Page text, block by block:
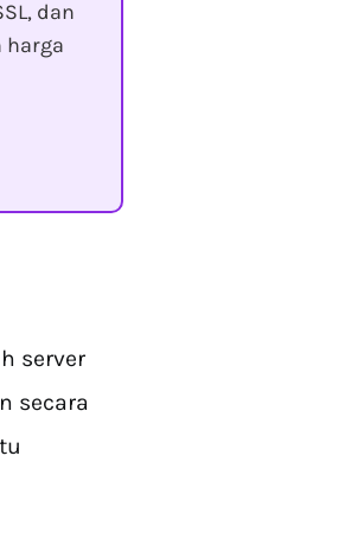
dan
harga
server
secara